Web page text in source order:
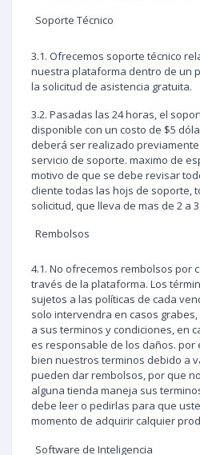
Soporte Técnico
3.1. Ofrecemos soporte técnico
nuestra plataforma dentro de un
la solicitud de asistencia gratuita.
3.2. Pasadas las 24 horas, el
disponible con un costo de $5
deberá ser realizado
servicio de soporte. maximo de
motivo de que se debe revisar
cliente todas las hojs de soporte,
solicitud, que lleva de mas de 2 a
Rembolsos
4.1. No ofrecemos rembolsos por
través de la plataforma. Los
sujetos a las políticas de cada
solo intervendra en casos
a sus terminos y condiciones, en
es responsable de los daños. por
bien nuestros terminos debido a
pueden dar rembolsos, por que
alguna tienda maneja sus
debe leer o pedirlas para que
momento de adquirir calquier
Software de Inteligencia